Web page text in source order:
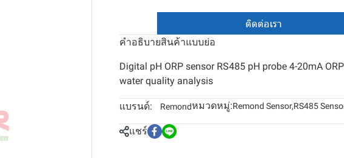
ติดต่อเรา
คำอธิบายสินค้าแบบย่อ
Digital pH ORP sensor RS485 pH probe 4-20mA
water quality analysis
แบรนด์: Remondหมวดหมู่:Remond Sensor,RS485
แชร์